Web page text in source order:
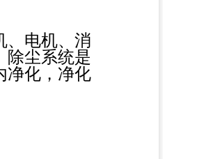
、电机、消
除尘系统是
净化，净化